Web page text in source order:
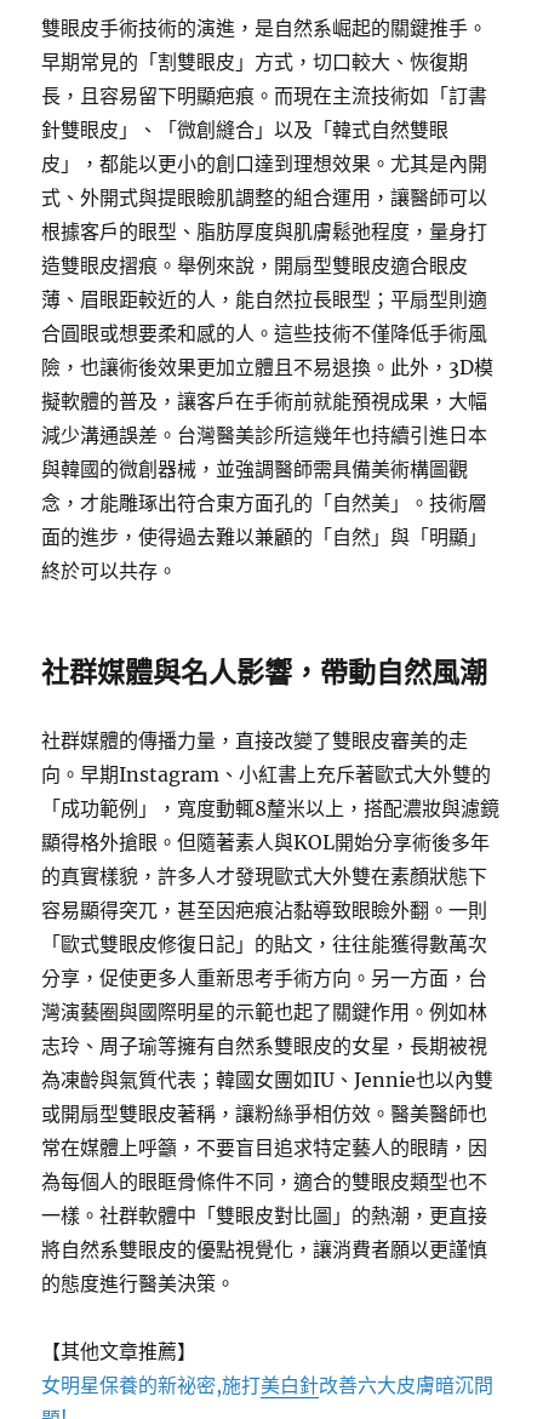
雙眼皮手術技術的演進，是自然系崛起的關鍵推手。
早期常見的「割雙眼皮」方式，切口較大、恢復期
長，且容易留下明顯疤痕。而現在主流技術如「訂書
針雙眼皮」、「微創縫合」以及「韓式自然雙眼
皮」，都能以更小的創口達到理想效果。尤其是內開
式、外開式與提眼瞼肌調整的組合運用，讓醫師可以
根據客戶的眼型、脂肪厚度與肌膚鬆弛程度，量身打
造雙眼皮摺痕。舉例來說，開扇型雙眼皮適合眼皮
薄、眉眼距較近的人，能自然拉長眼型；平扇型則適
合圓眼或想要柔和感的人。這些技術不僅降低手術風
險，也讓術後效果更加立體且不易退換。此外，3D模
擬軟體的普及，讓客戶在手術前就能預視成果，大幅
減少溝通誤差。台灣醫美診所這幾年也持續引進日本
與韓國的微創器械，並強調醫師需具備美術構圖觀
念，才能雕琢出符合東方面孔的「自然美」。技術層
面的進步，使得過去難以兼顧的「自然」與「明顯」
終於可以共存。
社群媒體與名人影響，帶動自然風潮
社群媒體的傳播力量，直接改變了雙眼皮審美的走
向。早期Instagram、小紅書上充斥著歐式大外雙的
「成功範例」，寬度動輒8釐米以上，搭配濃妝與濾鏡
顯得格外搶眼。但隨著素人與KOL開始分享術後多年
的真實樣貌，許多人才發現歐式大外雙在素顏狀態下
容易顯得突兀，甚至因疤痕沾黏導致眼瞼外翻。一則
「歐式雙眼皮修復日記」的貼文，往往能獲得數萬次
分享，促使更多人重新思考手術方向。另一方面，台
灣演藝圈與國際明星的示範也起了關鍵作用。例如林
志玲、周子瑜等擁有自然系雙眼皮的女星，長期被視
為凍齡與氣質代表；韓國女團如IU、Jennie也以內雙
或開扇型雙眼皮著稱，讓粉絲爭相仿效。醫美醫師也
常在媒體上呼籲，不要盲目追求特定藝人的眼睛，因
為每個人的眼眶骨條件不同，適合的雙眼皮類型也不
一樣。社群軟體中「雙眼皮對比圖」的熱潮，更直接
將自然系雙眼皮的優點視覺化，讓消費者願以更謹慎
的態度進行醫美決策。
【其他文章推薦】
女明星保養的新祕密,施打美白針改善六大皮膚暗沉問